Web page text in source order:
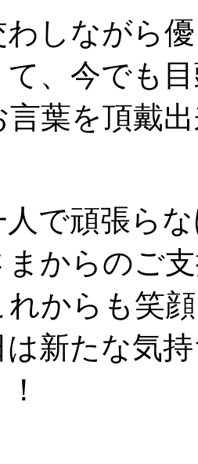
わしながら
、今でも
言葉を頂戴
で頑張ら
まからのご
れからも笑
新たな気